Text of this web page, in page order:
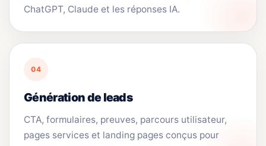
ChatGPT, Claude et les réponses IA.
04
Génération de leads
CTA, formulaires, preuves, parcours utilisateur,
pages services et landing pages conçus pour